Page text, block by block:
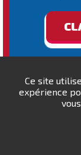
Ce site
expérience